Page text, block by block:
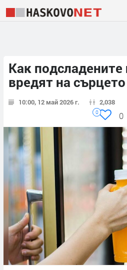
Как подсладените
вредят на сърцето
10:00, 12 май 2026 г. 2,038
0
0